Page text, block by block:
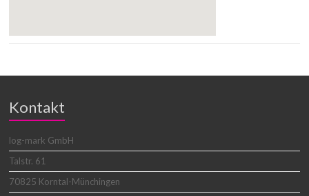
Kontakt
log-mark GmbH
Talstr. 61
70825 Korntal-Münchingen